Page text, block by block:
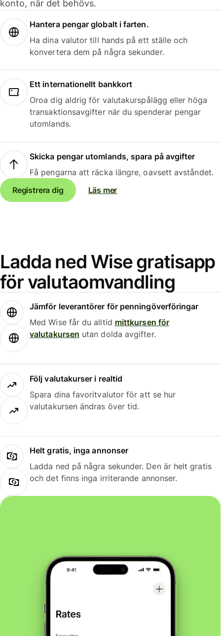
konto, när det behövs.
Hantera pengar globalt i farten.
Ha dina valutor till hands på ett ställe och
konvertera dem på några sekunder.
Ett internationellt bankkort
Oroa dig aldrig för valutakurspålägg eller höga
transaktionsavgifter när du spenderar pengar
utomlands.
Skicka pengar utomlands, spara på avgifter
Få pengarna att räcka längre, oavsett avståndet.
Registrera dig
Läs mer
Ladda ned Wise gratisapp
för valutaomvandling
Jämför leverantörer för penningöverföringar
Med Wise får du alltid mittkursen för
valutakursen utan dolda avgifter.
Följ valutakurser i realtid
Spara dina favoritvalutor för att se hur
valutakursen ändras över tid.
Helt gratis, inga annonser
Ladda ned på några sekunder. Den är helt gratis
och det finns inga irriterande annonser.